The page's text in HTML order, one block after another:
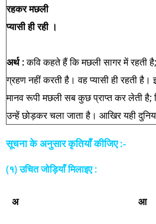
रहकर मछली
प्यासी ही रही ।
अर्थ :कवि कहते हैं कि मछली सागर में रहती
ग्रहण नहीं करती है। वह प्यासी ही रहती
मानव रूपी मछली सब कुछ प्राप्त कर लेती
उन्हें छोड़कर चला जाता है। आखिर यही
सूचना के अनुसार कृतियाँ कीजिए :-
(१) उचित जोड़ियाँ मिलाइए :
अ आ